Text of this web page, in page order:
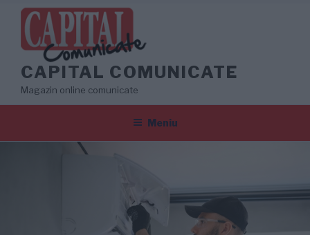
conținut
CAPITAL COMUNICATE
Magazin online comunicate
Meniu